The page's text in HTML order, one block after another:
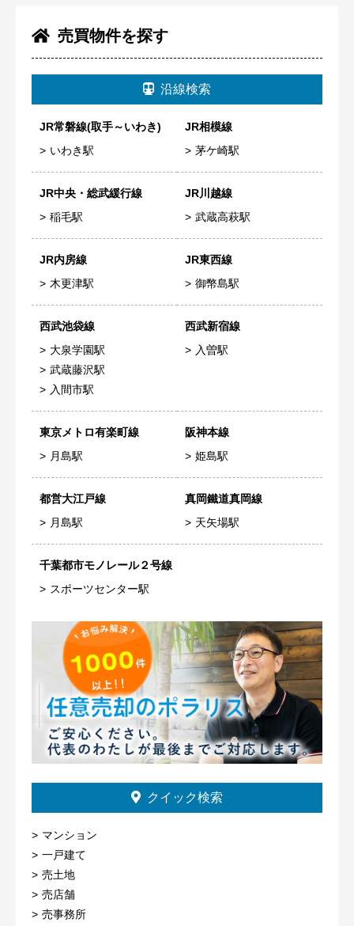
売買物件を探す
沿線検索
JR常磐線(取手～いわき)
いわき駅
JR相模線
茅ケ崎駅
JR中央・総武緩行線
稲毛駅
JR川越線
武蔵高萩駅
JR内房線
木更津駅
JR東西線
御幣島駅
西武池袋線
大泉学園駅
武蔵藤沢駅
入間市駅
西武新宿線
入曽駅
東京メトロ有楽町線
月島駅
阪神本線
姫島駅
都営大江戸線
月島駅
真岡鐵道真岡線
天矢場駅
千葉都市モノレール２号線
スポーツセンター駅
クイック検索
マンション
一戸建て
売土地
売店舗
売事務所